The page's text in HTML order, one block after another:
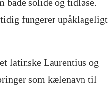
både solide og tidløse.
fungerer upåklageligt
latinske Laurentius og
som kælenavn til